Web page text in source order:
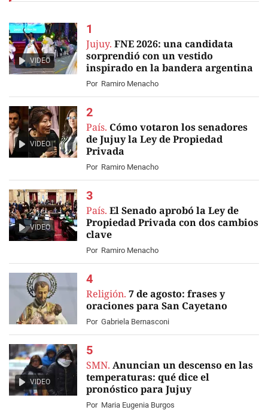
VIDEO
Jujuy. FNE 2026: una candidata
sorprendió con un vestido
inspirado en la bandera argentina
Por Ramiro Menacho
VIDEO
País. Cómo votaron los senadores
de Jujuy la Ley de Propiedad
Privada
Por Ramiro Menacho
VIDEO
País. El Senado aprobó la Ley de
Propiedad Privada con dos cambios
clave
Por Ramiro Menacho
Religión. 7 de agosto: frases y
oraciones para San Cayetano
Por Gabriela Bernasconi
VIDEO
SMN. Anuncian un descenso en las
temperaturas: qué dice el
pronóstico para Jujuy
Por Maria Eugenia Burgos